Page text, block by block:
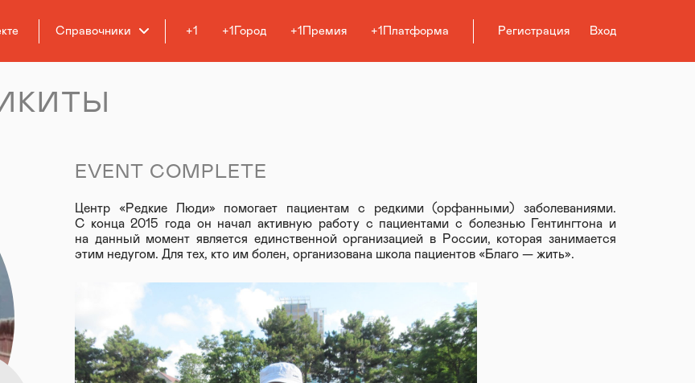
Справочники +1 +1Город +1Премия +1Платформа Регистрация Вход
EVENT COMPLETE
Центр «Редкие Люди» помогает пациентам с редкими (орфанными) заболеваниями.
С конца 2015 года он начал активную работу с пациентами с болезнью Гентингтона и
на данный момент является единственной организацией в России, которая занимается
этим недугом. Для тех, кто им болен, организована школа пациентов «Благо — жить».